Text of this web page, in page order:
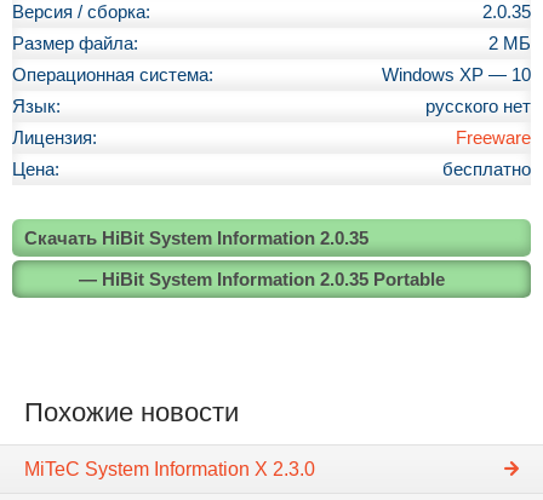
Версия / сборка:
2.0.35
Размер файла:
2 МБ
Операционная система:
Windows XP — 10
Язык:
русского нет
Лицензия:
Freeware
Цена:
бесплатно
Скачать HiBit System Information 2.0.35
— HiBit System Information 2.0.35 Portable
Похожие новости
MiTeC System Information X 2.3.0